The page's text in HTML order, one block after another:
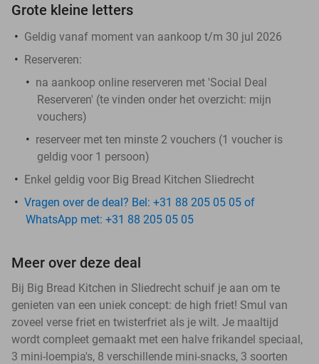
Grote kleine letters
Geldig vanaf moment van aankoop t/m 30 jul 2026
Reserveren:
na aankoop online reserveren met 'Social Deal
Reserveren' (te vinden onder het overzicht: mijn
vouchers)
reserveer met ten minste 2 vouchers (1 voucher is
geldig voor 1 persoon)
Enkel geldig voor Big Bread Kitchen Sliedrecht
Vragen over de deal? Bel: +31 88 205 05 05 of
WhatsApp met: +31 88 205 05 05
Meer over deze deal
Bij Big Bread Kitchen in Sliedrecht schuif je aan om te
genieten van een uniek concept: de high friet! Smul van
zoveel verse friet en twisterfriet als je wilt. Je maaltijd
wordt compleet gemaakt met een halve frikandel speciaal,
3 mini-loempia's, 8 verschillende mini-snacks, 3 soorten